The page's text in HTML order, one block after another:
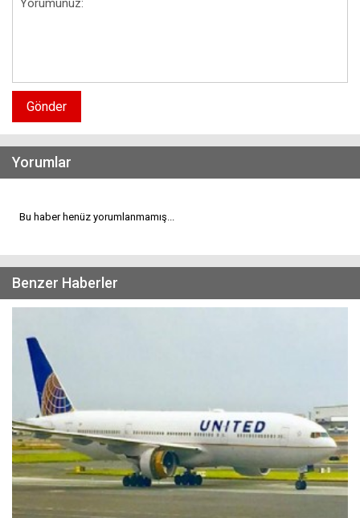
Gönder
Yorumlar
Bu haber henüz yorumlanmamış...
Benzer Haberler